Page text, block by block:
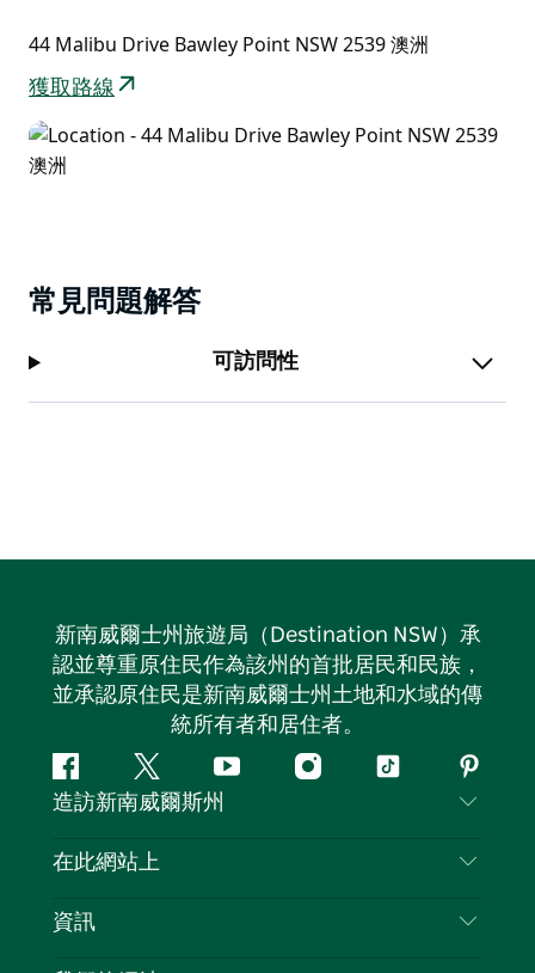
44 Malibu Drive Bawley Point NSW 2539 澳洲
獲取路線
常見問題解答
可訪問性
新南威爾士州旅遊局（Destination NSW）承
認並尊重原住民作為該州的首批居民和民族，
並承認原住民是新南威爾士州土地和水域的傳
統所有者和居住者。
Facebook嘰
嘰
喳
Youtube Instagram
抖
造訪新南威爾斯州
聯絡我們
隱私
在此網站上
目的地
資訊